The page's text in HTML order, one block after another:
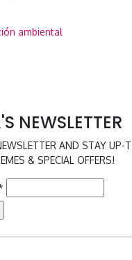
ambiental
NEWSLETTER
AND STAY UP-
& SPECIAL OFFERS!